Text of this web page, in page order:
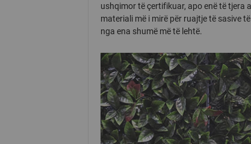
ushqimor të çertifikuar, apo enë të tjera
materiali më i mirë për ruajtje të sasive
nga ena shumë më të lehtë.